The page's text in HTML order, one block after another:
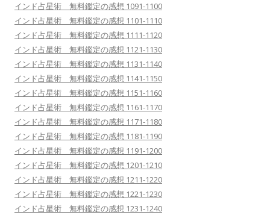
インド占星術 無料鑑定の感想 1091-1100
インド占星術 無料鑑定の感想 1101-1110
インド占星術 無料鑑定の感想 1111-1120
インド占星術 無料鑑定の感想 1121-1130
インド占星術 無料鑑定の感想 1131-1140
インド占星術 無料鑑定の感想 1141-1150
インド占星術 無料鑑定の感想 1151-1160
インド占星術 無料鑑定の感想 1161-1170
インド占星術 無料鑑定の感想 1171-1180
インド占星術 無料鑑定の感想 1181-1190
インド占星術 無料鑑定の感想 1191-1200
インド占星術 無料鑑定の感想 1201-1210
インド占星術 無料鑑定の感想 1211-1220
インド占星術 無料鑑定の感想 1221-1230
インド占星術 無料鑑定の感想 1231-1240